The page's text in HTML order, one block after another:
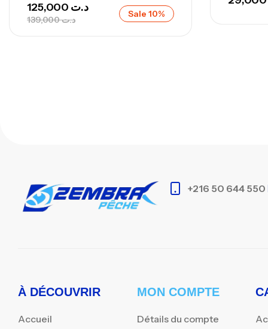
د.ت139,000
د.ت Sale 10%
+216 50 644 550
À DÉCOUVRIR
Accueil
MON COMPTE
Détails du compte